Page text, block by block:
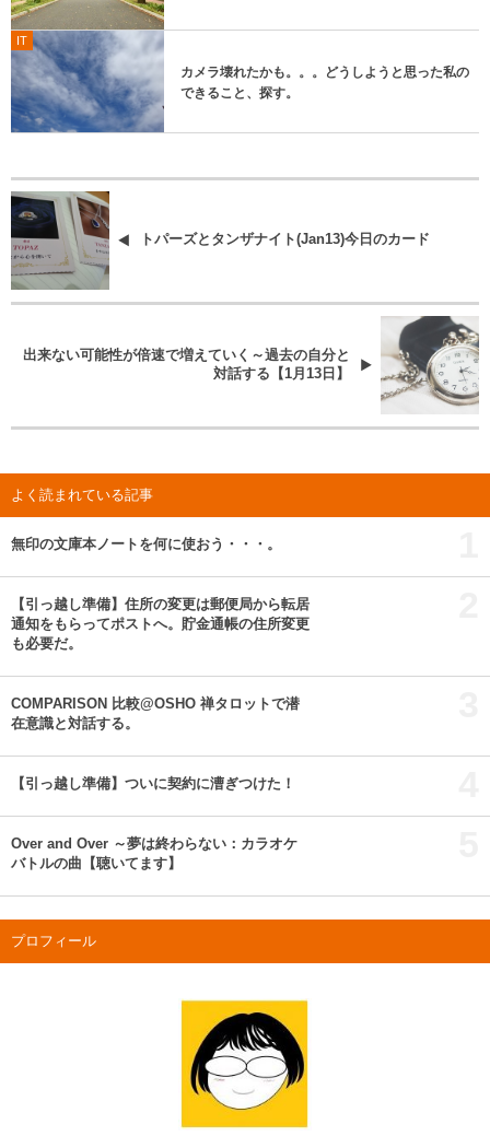
IT
カメラ壊れたかも。。。どうしようと思った私の
できること、探す。
トパーズとタンザナイト(Jan13)今日のカード
出来ない可能性が倍速で増えていく～過去の自分と
対話する【1月13日】
よく読まれている記事
無印の文庫本ノートを何に使おう・・・。
【引っ越し準備】住所の変更は郵便局から転居
通知をもらってポストへ。貯金通帳の住所変更
も必要だ。
COMPARISON 比較@OSHO 禅タロットで潜
在意識と対話する。
【引っ越し準備】ついに契約に漕ぎつけた！
Over and Over ～夢は終わらない：カラオケ
バトルの曲【聴いてます】
プロフィール